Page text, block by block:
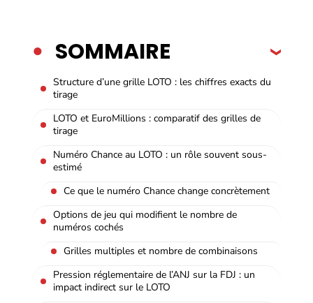
SOMMAIRE
Structure d’une grille LOTO : les chiffres exacts du
tirage
LOTO et EuroMillions : comparatif des grilles de
tirage
Numéro Chance au LOTO : un rôle souvent sous-
estimé
Ce que le numéro Chance change concrètement
Options de jeu qui modifient le nombre de
numéros cochés
Grilles multiples et nombre de combinaisons
Pression réglementaire de l’ANJ sur la FDJ : un
impact indirect sur le LOTO